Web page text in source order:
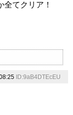
てクリア！
ID:9aB4DTEcEU